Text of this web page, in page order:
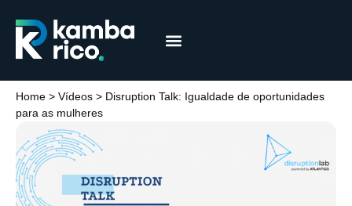
Home > Vídeos > Disruption Talk: Igualdade de oportunidades
para as mulheres